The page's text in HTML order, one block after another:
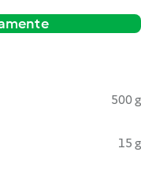
500 g
15 g